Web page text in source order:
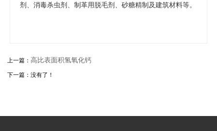
剂、消毒杀虫剂、制革用脱毛剂、砂糖精制及建筑材料等。
上一篇： 高比表面积氢氧化钙
下一篇：没有了！